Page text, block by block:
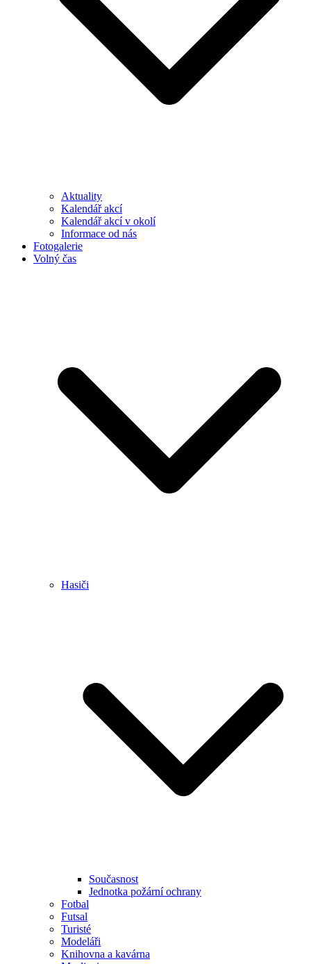
Aktuality
Kalendář akcí
Kalendář akcí v okolí
Informace od nás
Fotogalerie
Volný čas
Hasiči
Současnost
Jednotka požární ochrany
Fotbal
Futsal
Turisté
Modeláři
Knihovna a kavárna